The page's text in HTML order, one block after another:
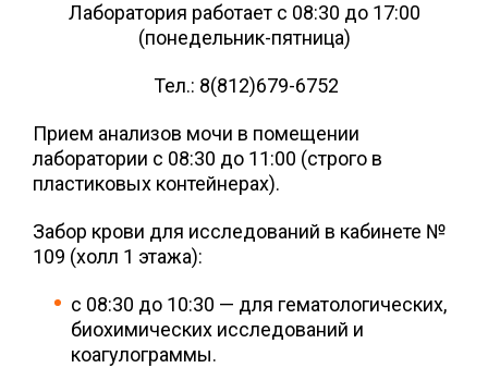
Лаборатория работает с 08:30 до 17:00
(понедельник-пятница)
Тел.: 8(812)679-6752
Прием анализов мочи в помещении
лаборатории с 08:30 до 11:00 (строго в
пластиковых контейнерах).
Забор крови для исследований в кабинете №
109 (холл 1 этажа):
с 08:30 до 10:30 — для гематологических,
биохимических исследований и
коагулограммы.